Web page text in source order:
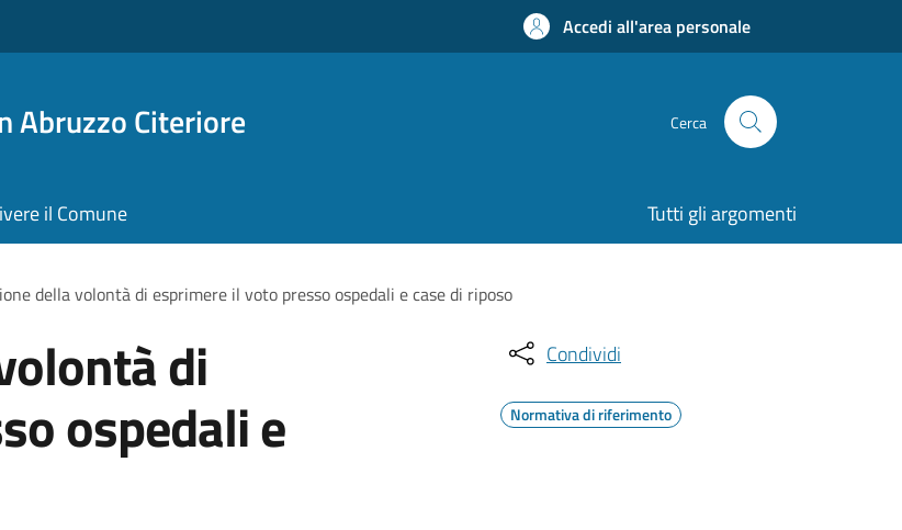
Accedi all'area personale
Abruzzo Citeriore Cerca
il Comune Tutti gli argomenti
della volontà di esprimere il voto presso ospedali e case di riposo
di
ospedali e
Condividi
Normativa di riferimento